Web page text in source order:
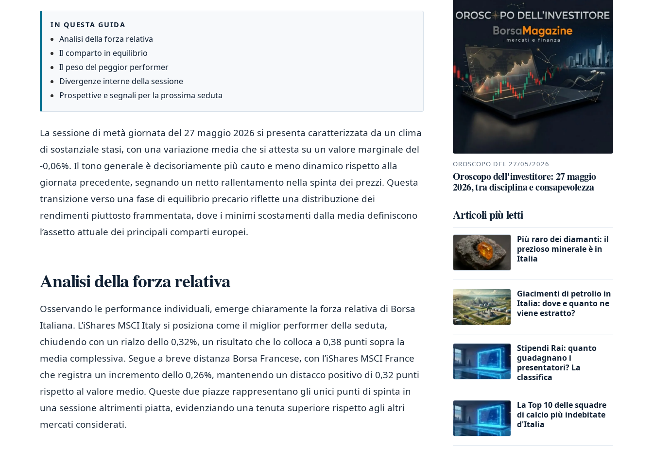
IN QUESTA GUIDA
Analisi della forza relativa
Il comparto in equilibrio
Il peso del peggior performer
Divergenze interne della sessione
Prospettive e segnali per la prossima seduta
La sessione di metà giornata del 27 maggio 2026 si presenta caratterizzata da un clima
di sostanziale stasi, con una variazione media che si attesta su un valore marginale del
-0,06%. Il tono generale è decisoriamente più cauto e meno dinamico rispetto alla
giornata precedente, segnando un netto rallentamento nella spinta dei prezzi. Questa
transizione verso una fase di equilibrio precario riflette una distribuzione dei
rendimenti piuttosto frammentata, dove i minimi scostamenti dalla media definiscono
l’assetto attuale dei principali comparti europei.
Analisi della forza relativa
Osservando le performance individuali, emerge chiaramente la forza relativa di Borsa
Italiana. L’iShares MSCI Italy si posiziona come il miglior performer della seduta,
chiudendo con un rialzo dello 0,32%, un risultato che lo colloca a 0,38 punti sopra la
media complessiva. Segue a breve distanza Borsa Francese, con l’iShares MSCI France
che registra un incremento dello 0,26%, mantenendo un distacco positivo di 0,32 punti
rispetto al valore medio. Queste due piazze rappresentano gli unici punti di spinta in
una sessione altrimenti piatta, evidenziando una tenuta superiore rispetto agli altri
mercati considerati.
OROSCOPO DEL 27/05/2026
Oroscopo dell'investitore: 27 maggio
2026, tra disciplina e consapevolezza
Articoli più letti
Più raro dei diamanti: il
prezioso minerale è in
Italia
Giacimenti di petrolio in
Italia: dove e quanto ne
viene estratto?
Stipendi Rai: quanto
guadagnano i
presentatori? La
classifica
La Top 10 delle squadre
di calcio più indebitate
d'Italia